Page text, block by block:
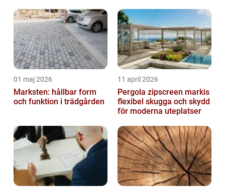
01 maj 2026
Marksten: hållbar form
och funktion i trädgården
11 april 2026
Pergola zipscreen markis
flexibel skugga och skydd
för moderna uteplatser